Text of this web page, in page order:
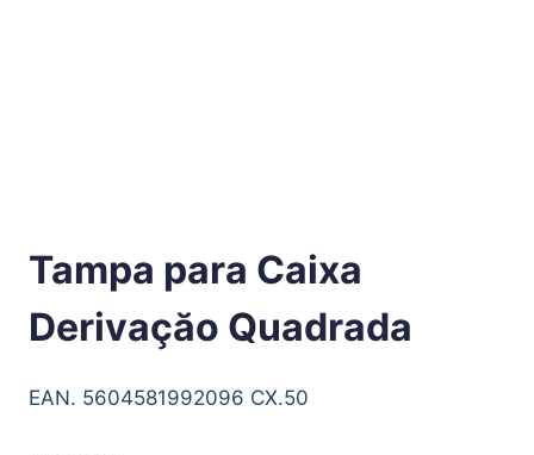
Tampa para Caixa
Derivaçăo Quadrada
EAN. 5604581992096 CX.50